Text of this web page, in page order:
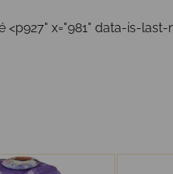
<p927" x="981" data-is-